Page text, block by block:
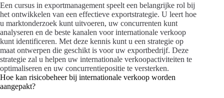
Een cursus in exportmanagement speelt een belangrijke rol bij
het ontwikkelen van een effectieve exportstrategie. U leert hoe
u marktonderzoek kunt uitvoeren, uw concurrenten kunt
analyseren en de beste kanalen voor internationale verkoop
kunt identificeren. Met deze kennis kunt u een strategie op
maat ontwerpen die geschikt is voor uw exportbedrijf. Deze
strategie zal u helpen uw internationale verkoopactiviteiten te
optimaliseren en uw concurrentiepositie te versterken.
Hoe kan risicobeheer bij internationale verkoop worden
aangepakt?